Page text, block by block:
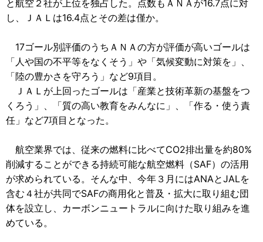
と航空２社が上位を独占した。点数もＡＮＡが16.7点に対
し、ＪＡＬは16.4点とその差は僅か。
17ゴール別評価のうちＡＮＡの方が評価が高いゴールは
「人や国の不平等をなくそう」や「気候変動に対策を」、
「陸の豊かさを守ろう」など9項目。
ＪＡＬが上回ったゴールは「産業と技術革新の基盤をつ
くろう」、「質の高い教育をみんなに」、「作る・使う責
任」など7項目となった。
航空業界では、従来の燃料に比べてCO2排出量を約80%
削減することができる持続可能な航空燃料（SAF）の活用
が求められている。そんな中、今年３月にはANAとJALを
含む４社が共同でSAFの商用化と普及・拡大に取り組む団
体を設立し、カーボンニュートラルに向けた取り組みを進
めている。